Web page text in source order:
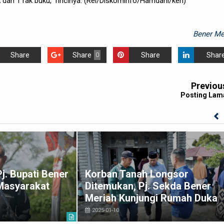
Bener
Share 0
Share Share
Posting
Bupati Bener
Korban Tanah Longsor
Ditemukan, Pj. Sekda Bener
Meriah Kunjungi Rumah Duka
2025-01-10